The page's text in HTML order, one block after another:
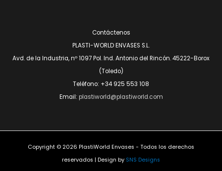
Contáctenos
PLASTI-WORLD ENVASES S.L.
Avd. de la Industria, nº 1097 Pol. Ind. Antonio del Rincón. 45222-Borox
(Toledo)
Teléfono: +34 925 553 108
Email: plastiworld@plastiworld.com
Copyright © 2026 PlastiWorld Envases - Todos los derechos
reservados | Design by SNS Designs